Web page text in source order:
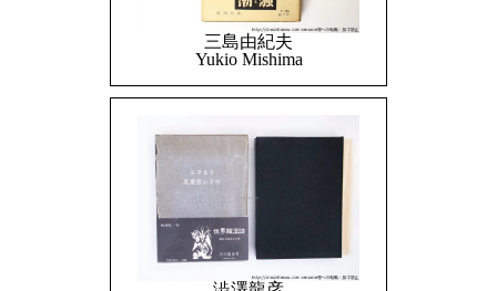
三島由紀夫
Yukio Mishima